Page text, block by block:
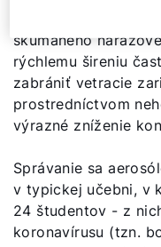
skúmaného
rýchlemu šireniu
zabrániť vetracie
prostredníctvom
výrazné zníženie
Správanie sa
v typickej učebni, v
24 študentov - z
koronavírusu (tzn.